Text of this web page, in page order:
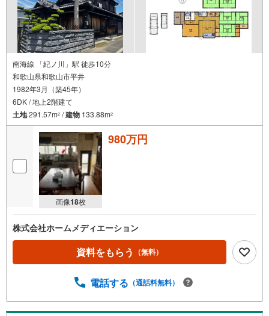
南海線 「紀ノ川」駅 徒歩10分
和歌山県和歌山市平井
1982年3月（築45年）
6DK / 地上2階建て
土地291.57m2 /建物 133.88m2
画像18枚
980万円
株式会社ホームメディエーション
資料をもらう （無料）
電話する （通話料無料）